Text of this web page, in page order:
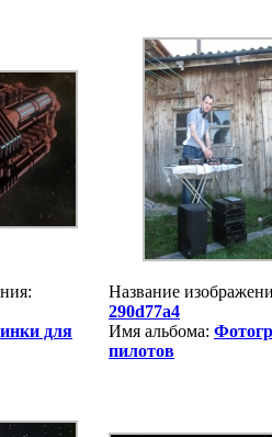
для
Название
290d77a4
Имя альбома:
пилотов